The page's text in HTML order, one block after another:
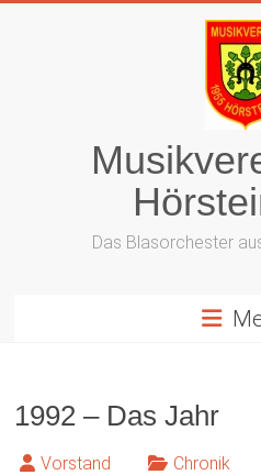
Das Blasorchester
1992 – Das Jahr
Vorstand Chronik